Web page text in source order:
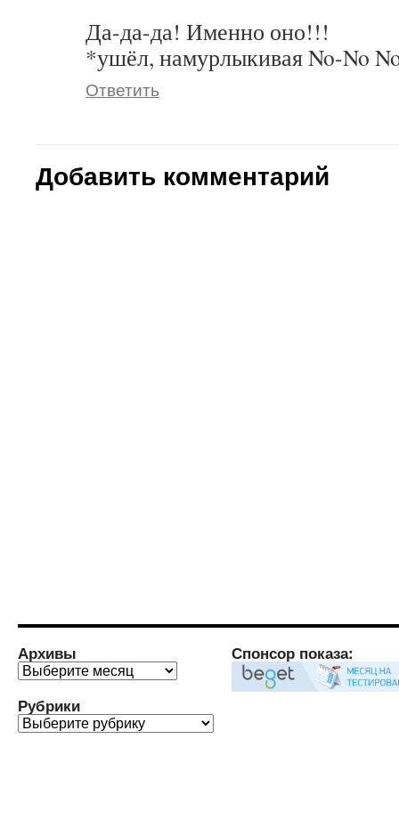
Да-да-да! Именно оно!!!
*ушёл, намурлыкивая No-No
Ответить
Добавить комментарий
Архивы
Архивы
Рубрики
Рубрики
Спонсор показа: